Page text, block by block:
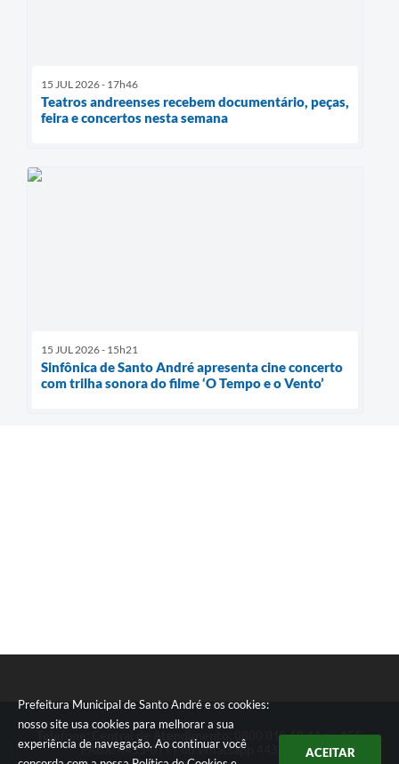
Prefeitura Municipal de Santo André e os cookies:
nosso site usa cookies para melhorar a sua
experiência de navegação. Ao continuar você
ACEITAR
15 JUL 2026 - 17h46
Teatros andreenses recebem documentário, peças,
feira e concertos nesta semana
15 JUL 2026 - 15h21
Sinfônica de Santo André apresenta cine concerto
com trilha sonora do filme ‘O Tempo e o Vento’
Telefone: Central de Atendimento: 0800 019 19 44 ou 156
PABX: 4433-0111 ou Whatsapp 4433-0123